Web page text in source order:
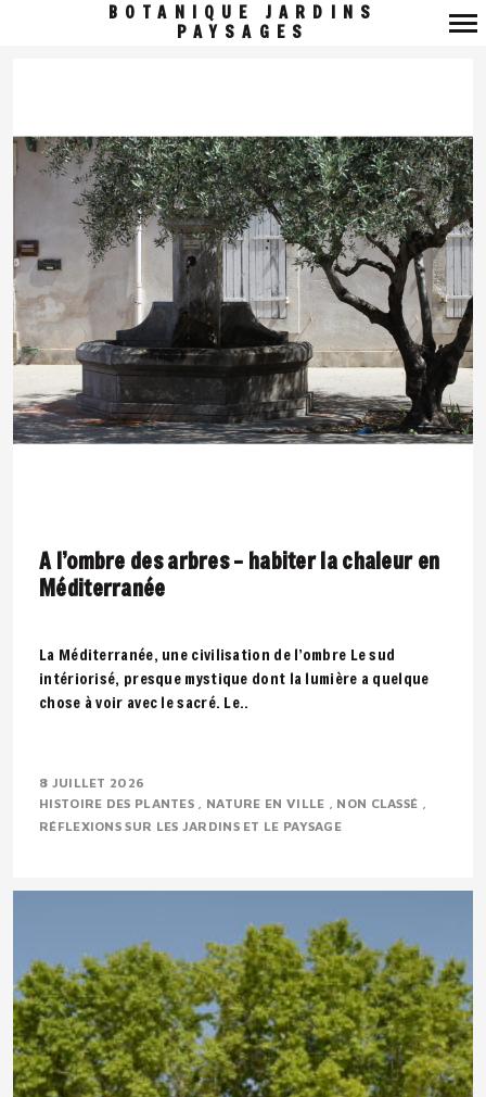
BOTANIQUE JARDINS
PAYSAGES
A l’ombre des arbres – habiter la chaleur en
Méditerranée
La Méditerranée, une civilisation de l’ombre Le sud
intériorisé, presque mystique dont la lumière a quelque
chose à voir avec le sacré. Le..
8 JUILLET 2026
HISTOIRE DES PLANTES
NATURE EN VILLE
NON CLASSÉ
RÉFLEXIONS SUR LES JARDINS ET LE PAYSAGE